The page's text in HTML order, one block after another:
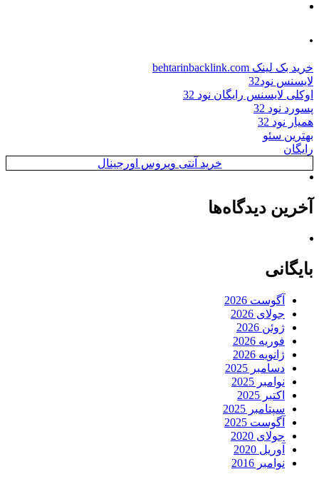
.
خرید بک لینک behtarinbacklink.com
لایسنس نود32
اوکلی لایسنس رایگان نود 32
پسورد نود 32
همیار نود 32
بهترین سئو
رایگان
خرید آنتی ویروس اورجینال
آخرین دیدگاه‌ها
بایگانی
آگوست 2026
جولای 2026
ژوئن 2026
فوریه 2026
ژانویه 2026
دسامبر 2025
نوامبر 2025
اکتبر 2025
سپتامبر 2025
آگوست 2025
جولای 2020
آوریل 2020
نوامبر 2016